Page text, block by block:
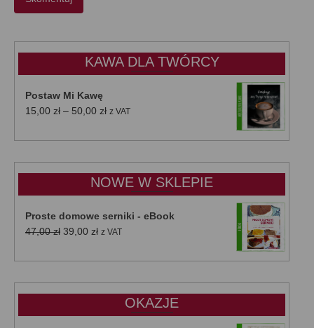
KAWA DLA TWÓRCY
Postaw Mi Kawę
15,00 zł – 50,00 złZakres
od
do
50,00 zł
z VAT
NOWE W SKLEPIE
Proste domowe serniki - eBook
47,00zł Pierwotna
wynosiła:
39,00 złAktualna
wynosi:
z VAT
OKAZJE